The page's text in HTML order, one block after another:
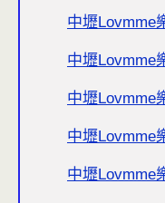
中壢Lovmme
中壢Lovmme
中壢Lovmme
中壢Lovmme
中壢Lovmme